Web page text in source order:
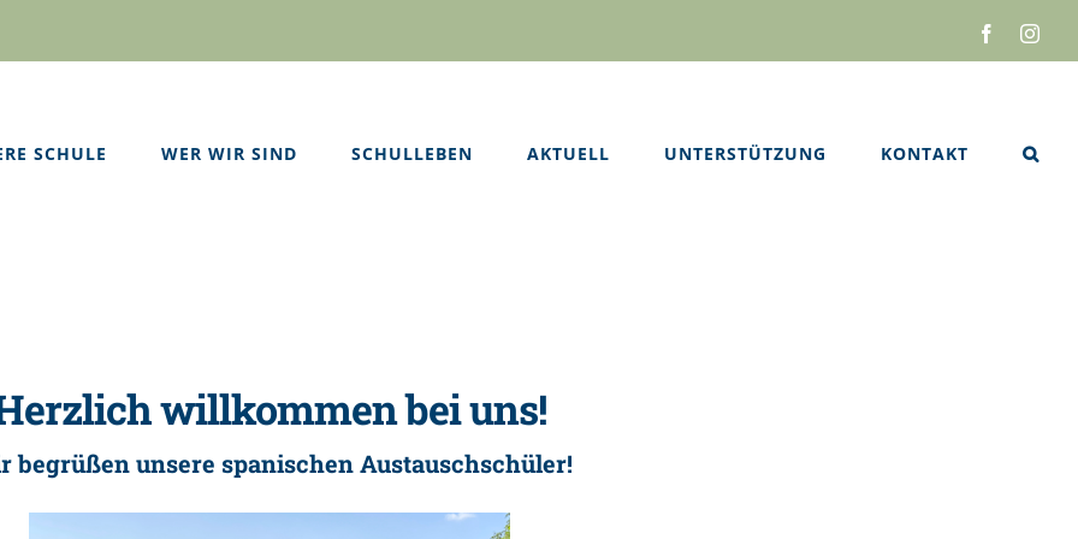
Facebook
SCHULE WER WIR SIND SCHULLEBEN AKTUELL UNTERSTÜTZUNG KONTAKT
willkommen bei uns!
begrüßen unsere spanischen Austauschschüler!